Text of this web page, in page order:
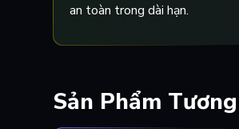
an toàn trong dài hạn.
Sản Phẩm